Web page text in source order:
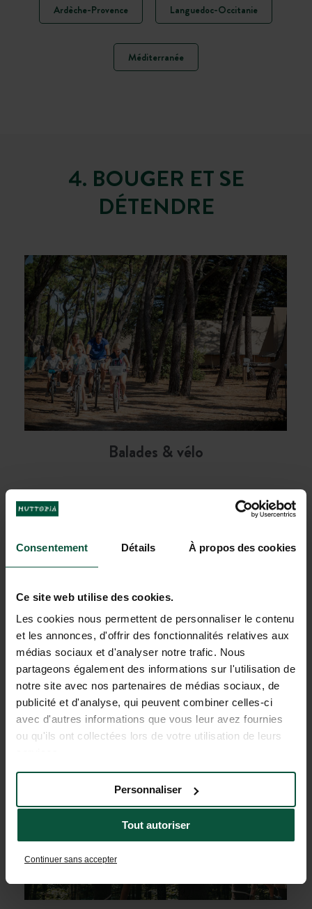
Consentement Détails À propos des cookies
Ce site web utilise des cookies.
Les cookies nous permettent de personnaliser le contenu
et les annonces, d'offrir des fonctionnalités relatives aux
médias sociaux et d'analyser notre trafic. Nous
partageons également des informations sur l'utilisation de
notre site avec nos partenaires de médias sociaux, de
publicité et d'analyse, qui peuvent combiner celles-ci
avec d'autres informations que vous leur avez fournies
ou qu'ils ont collectées lors de votre utilisation de leurs
Tout autoriser
Personnaliser
Continuer sans accepter
Ardèche-Provence Languedoc-Occitanie
Méditerranée
4. BOUGER ET SE
DÉTENDRE
Balades & vélo
Baignades & activités aquatiques